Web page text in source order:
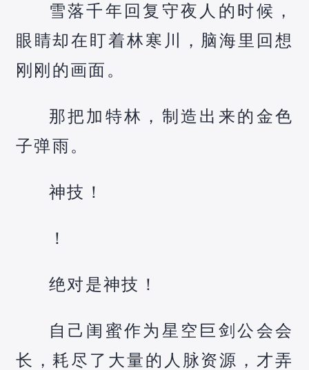
雪落千年回复守夜人的时候，
眼睛却在盯着林寒川，脑海里回想
刚刚的画面。
那把加特林，制造出来的金色
子弹雨。
神技！
！
绝对是神技！
自己闺蜜作为星空巨剑公会会
长，耗尽了大量的人脉资源，才弄